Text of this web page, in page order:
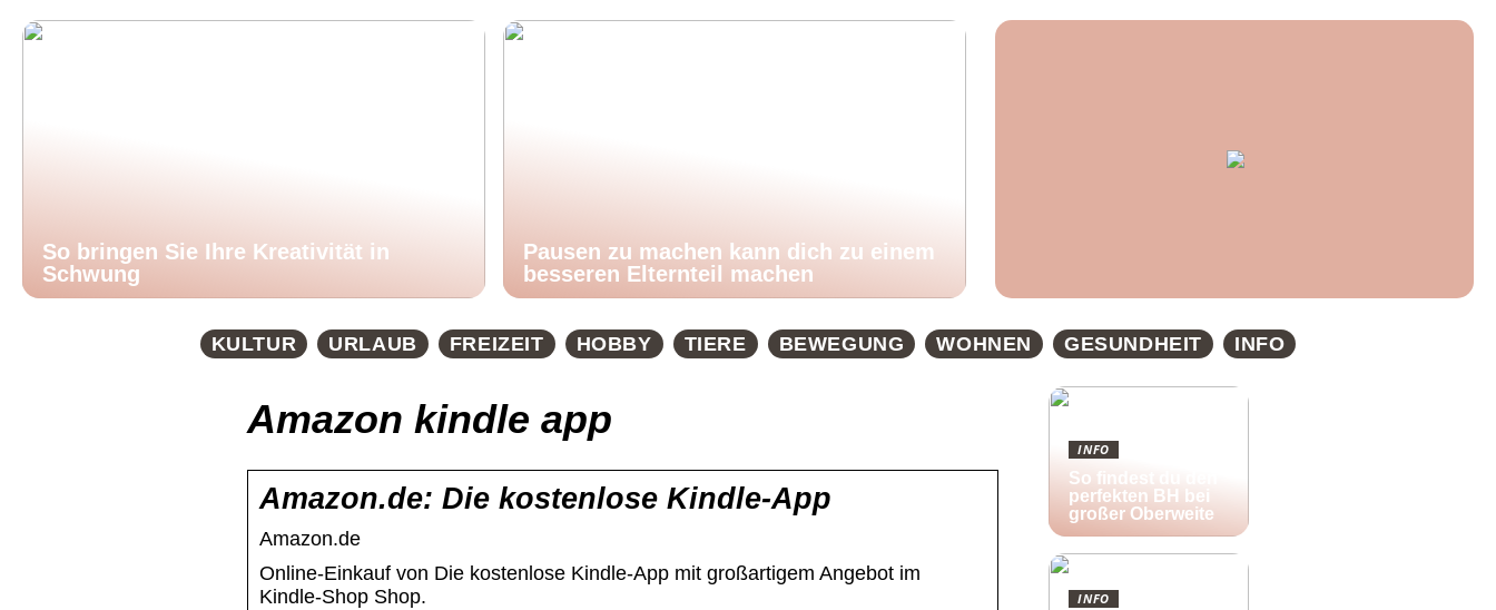
So bringen Sie Ihre Kreativität in
Schwung
Pausen zu machen kann dich zu einem
besseren Elternteil machen
KULTUR URLAUB FREIZEIT HOBBY TIERE BEWEGUNG WOHNEN GESUNDHEIT INFO
Amazon kindle app
Amazon.de: Die kostenlose Kindle-App
Amazon.de
Online-Einkauf von Die kostenlose Kindle-App mit großartigem Angebot im
Kindle-Shop Shop.
INFO
So findest du den
perfekten BH bei
großer Oberweite
INFO